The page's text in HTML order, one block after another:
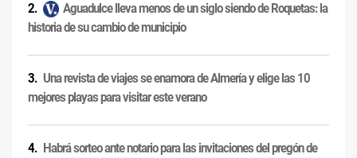
Aguadulce lleva menos de un siglo siendo de Roquetas: la
historia de su cambio de municipio
Una revista de viajes se enamora de Almería y elige las 10
mejores playas para visitar este verano
Habrá sorteo ante notario para las invitaciones del pregón de